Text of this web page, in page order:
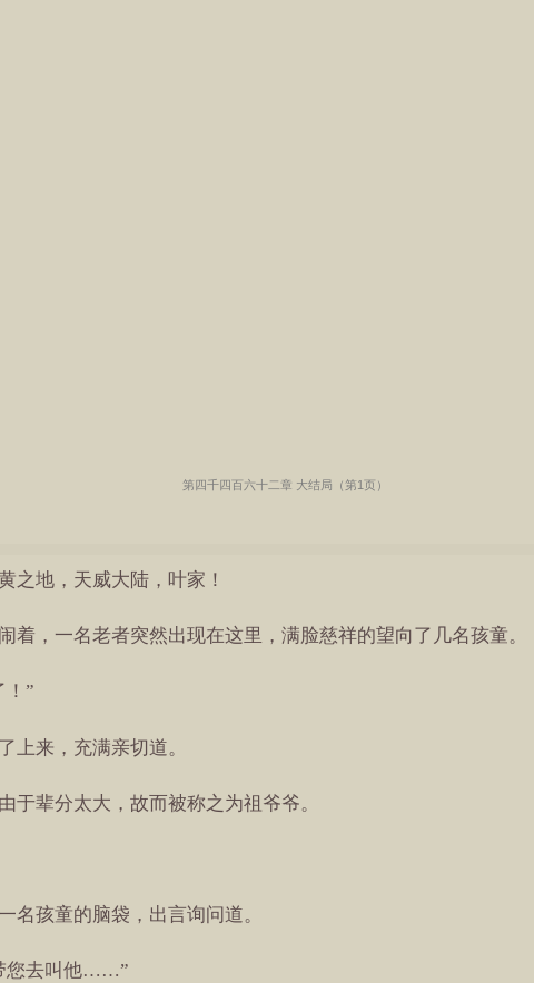
第四千四百六十二章 大结局（第1页）
之地，天威大陆，叶家！
着，一名老者突然出现在这里，满脸慈祥的望向了几名孩童。
！”
上来，充满亲切道。
于辈分太大，故而被称之为祖爷爷。
名孩童的脑袋，出言询问道。
您去叫他……”